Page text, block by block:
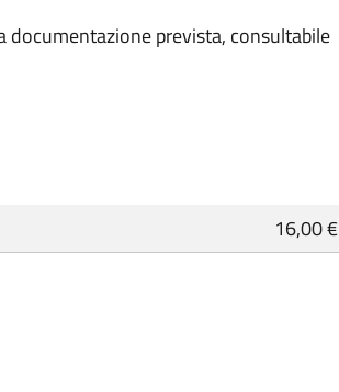
prevista, consultabile
16,00 €